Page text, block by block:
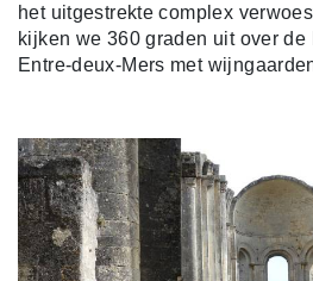
het uitgestrekte complex
kijken we 360 graden uit over de
Entre-deux-Mers met